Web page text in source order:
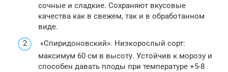
сочные и сладкие. Сохраняют вкусовые
качества как в свежем, так и в обработанном
виде.
«Спиридоновский». Низкорослый сорт:
максимум 60 см в высоту. Устойчив к морозу и
способен давать плоды при температуре +5-8